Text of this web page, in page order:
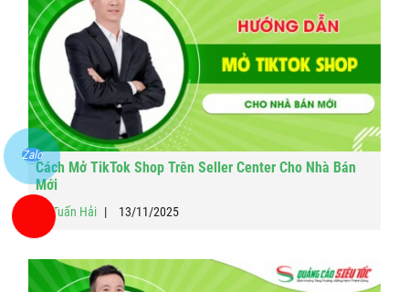
Cách Mở TikTok Shop Trên Seller Center Cho Nhà Bán
Mới
Võ Tuấn Hải 13/11/2025
Zalo